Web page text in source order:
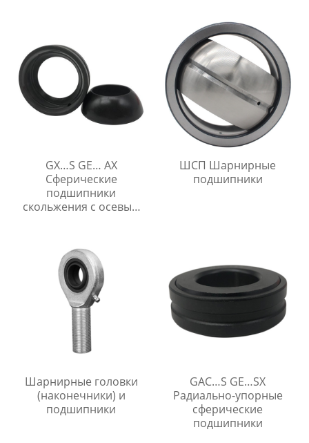
GX…S GE… AX
Сферические
подшипники
скольжения с осевым
ШСП Шарнирные
подшипники
Шарнирные головки
(наконечники) и
подшипники
GAC…S GE…SX
Радиально-упорные
сферические
подшипники